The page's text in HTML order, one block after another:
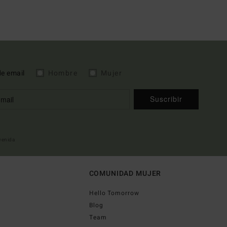
email
Suscribir
COMUNIDAD MUJER
Hello Tomorrow
Blog
Team